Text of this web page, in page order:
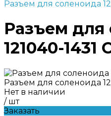
Разъем для соленоида
Разъем для
121040-1431
Разъем для соленоида
Нет в наличии
/ шт
Заказать